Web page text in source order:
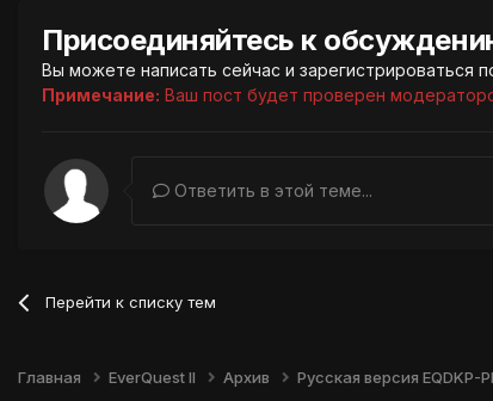
Присоединяйтесь к
Вы можете написать сейчас и зарегистрироваться
Примечание: Ваш пост будет проверен
Ответить в этой теме...
Перейти к списку тем
Главная EverQuest II Архив Русская версия EQDKP-